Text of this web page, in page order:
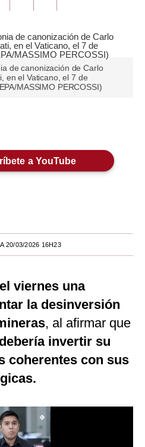
de canonización de Carlo
en el Vaticano, el 7 de
MASSIMO PERCOSSI)
a YouTube
20/03/2026 16H23
viernes una
la desinversión
, al afirmar que
debería invertir su
coherentes con sus